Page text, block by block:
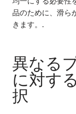
品のために、滑ら
きます。.
異なる
に対す
択